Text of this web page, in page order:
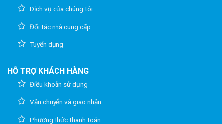
Dịch vụ của chúng tôi
Đối tác nhà cung cấp
Tuyển dụng
HỖ TRỢ KHÁCH HÀNG
Điều khoản sử dụng
Vận chuyển và giao nhận
Phương thức thanh toán